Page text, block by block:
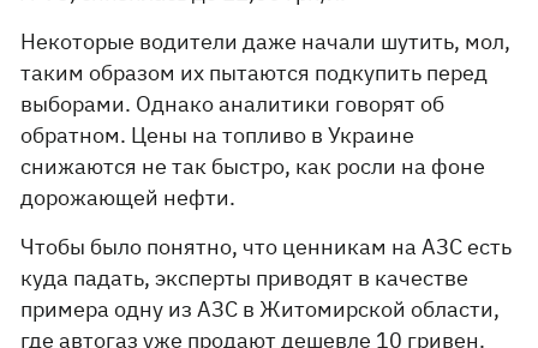
Некоторые водители даже начали шутить, мол,
таким образом их пытаются подкупить перед
выборами. Однако аналитики говорят об
обратном. Цены на топливо в Украине
снижаются не так быстро, как росли на фоне
дорожающей нефти.
Чтобы было понятно, что ценникам на АЗС есть
куда падать, эксперты приводят в качестве
примера одну из АЗС в Житомирской области,
где автогаз уже продают дешевле 10 гривен.